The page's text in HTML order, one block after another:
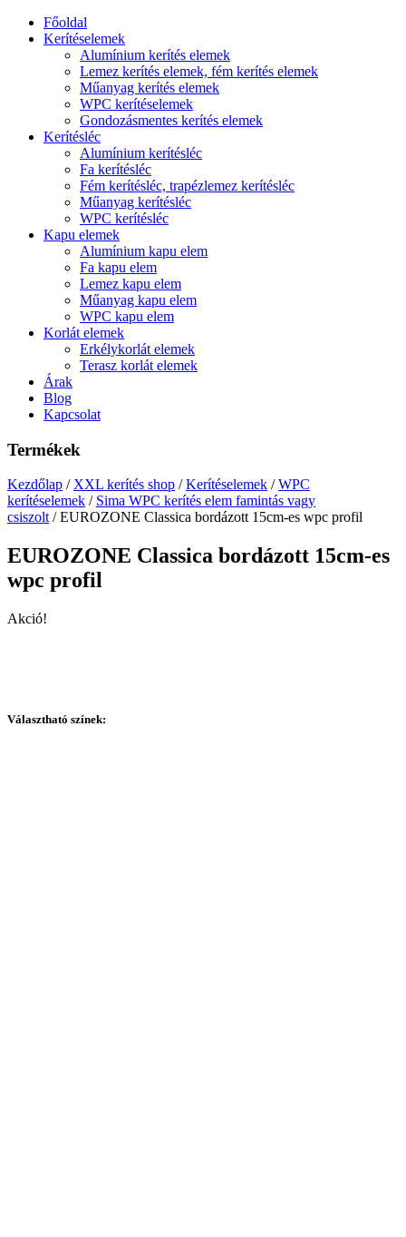
Főoldal
Kerítéselemek
Alumínium kerítés elemek
Lemez kerítés elemek, fém kerítés elemek
Műanyag kerítés elemek
WPC kerítéselemek
Gondozásmentes kerítés elemek
Kerítésléc
Alumínium kerítésléc
Fa kerítésléc
Fém kerítésléc, trapézlemez kerítésléc
Műanyag kerítésléc
WPC kerítésléc
Kapu elemek
Alumínium kapu elem
Fa kapu elem
Lemez kapu elem
Műanyag kapu elem
WPC kapu elem
Korlát elemek
Erkélykorlát elemek
Terasz korlát elemek
Árak
Blog
Kapcsolat
Termékek
Kezdőlap /XXL kerítés shop /Kerítéselemek /WPC
kerítéselemek / Sima WPC kerítés elem famintás vagy
csiszolt/ EUROZONE Classica bordázott 15cm-es wpc profil
EUROZONE Classica bordázott 15cm-es
wpc profil
Akció!
Választható színek: